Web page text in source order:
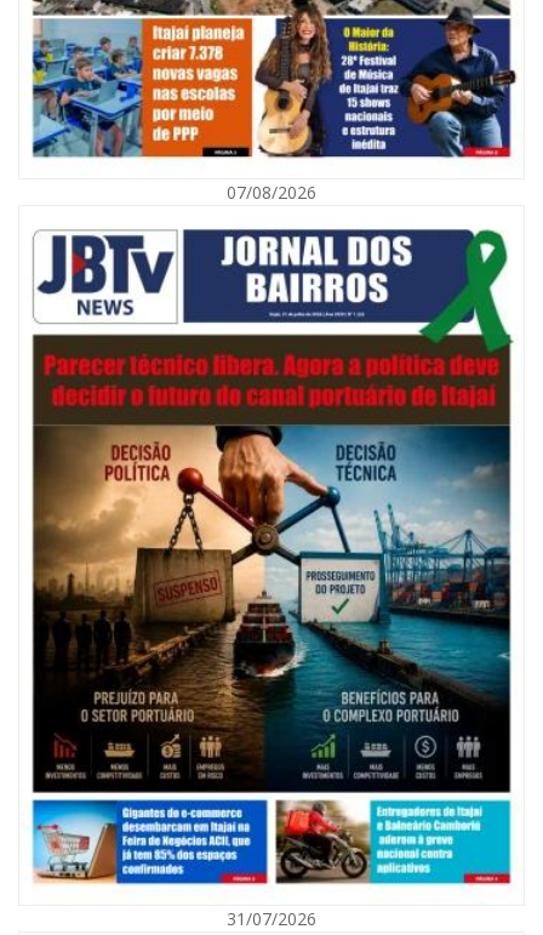
Navegantes celebra 64 anos com shows nacionais de Ferrugem, Banda
Morada e Chiquito & Bordoneio
ITAJAÍ
07/08/2026 | 07:00
Nem toda violência deixa marcas: conheça os sinais de alerta da
07/08/2026
31/07/2026